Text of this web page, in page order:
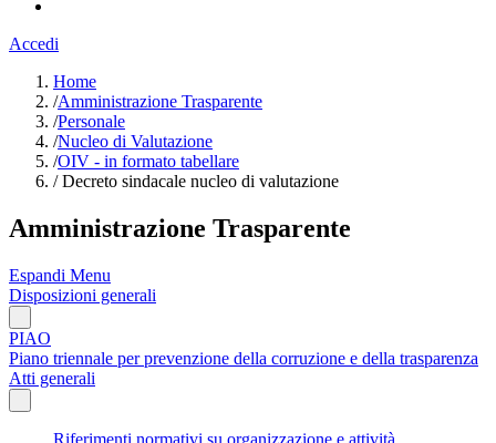
Accedi
Home
/Amministrazione Trasparente
/Personale
/Nucleo di Valutazione
/OIV - in formato tabellare
/Decreto sindacale nucleo di valutazione
Amministrazione Trasparente
Espandi Menu
Disposizioni generali
PIAO
Piano triennale per prevenzione della corruzione e della trasparenza
Atti generali
Riferimenti normativi su organizzazione e attività